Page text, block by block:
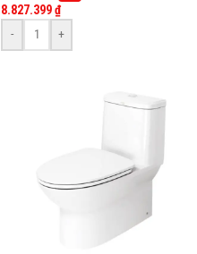
8.827.399₫
-
+